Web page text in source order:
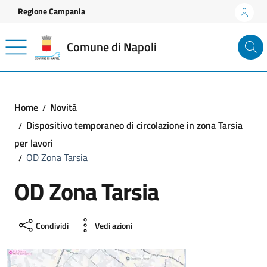
Vai ai contenuti
Vai al footer
Regione Campania
Comune di Napoli
Home
Novità
Dispositivo temporaneo di circolazione in zona Tarsia
per lavori
OD Zona Tarsia
OD Zona Tarsia
Condividi Vedi azioni